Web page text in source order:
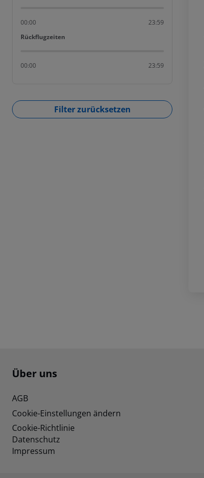
00:00 23:59
Rückflugzeiten
Rückflugzeiten
00:00 23:59
Filter zurücksetzen
Footer navigation
Über uns
AGB
Cookie-Einstellungen ändern
Cookie-Richtlinie
Datenschutz
Impressum